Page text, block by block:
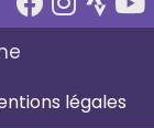
légales